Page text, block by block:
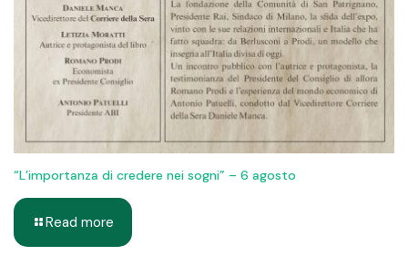
“L’importanza di credere nei sogni” – 6 agosto
Read more